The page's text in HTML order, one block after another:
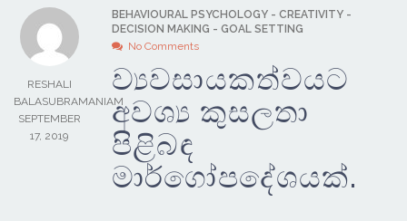
RESHALI
BALASUBRAMANIAM
SEPTEMBER
17, 2019
BEHAVIOURAL PSYCHOLOGY -CREATIVITY -
DECISION MAKING -GOAL SETTING
No Comments
ව්‍යවසායකත්වයට
අවශ්‍ය කුසලතා
පිළිබඳ
මාර්ගෝපදේශයක්.